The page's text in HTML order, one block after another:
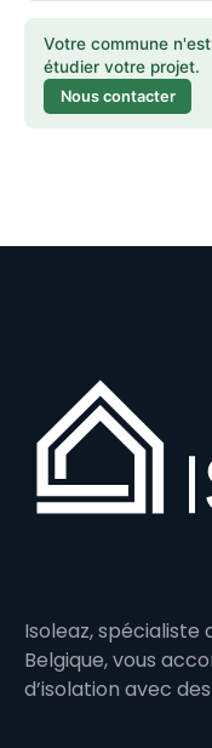
Votre commune
étudier votre projet.
Nous contacter
Isoleaz, spécialiste
Belgique, vous
d’isolation avec